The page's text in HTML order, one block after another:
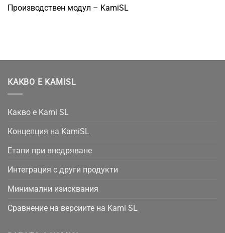
Производствен модул – KamiSL
КАКВО Е KAMISL
Какво е Kami SL
Концепция на KamiSL
Етапи при внедряване
Интеграция с други продукти
Минимални изисквания
Сравнение на версиите на Kami SL